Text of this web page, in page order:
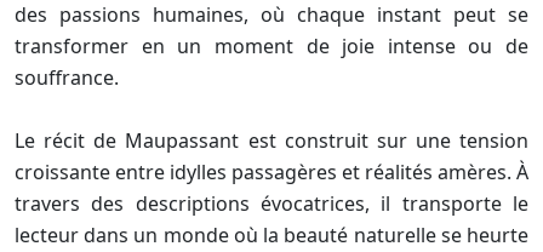
des passions humaines, où chaque instant peut se
transformer en un moment de joie intense ou de
souffrance.
Le récit de Maupassant est construit sur une tension
croissante entre idylles passagères et réalités amères. À
travers des descriptions évocatrices, il transporte le
lecteur dans un monde où la beauté naturelle se heurte